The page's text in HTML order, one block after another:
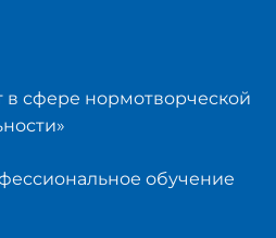
в сфере нормотворческой
обучение